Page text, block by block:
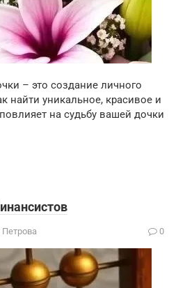
– это создание личного
найти уникальное, красивое и
на судьбу вашей дочки
Петрова 0